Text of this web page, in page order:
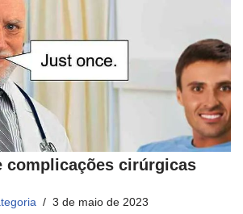
complicações cirúrgicas
3 de maio de 2023